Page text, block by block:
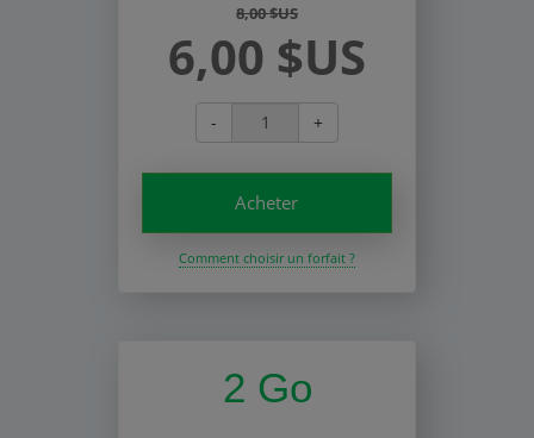
8,00 $US
6,00 $US
- +
Acheter
Comment choisir un forfait ?
2 Go